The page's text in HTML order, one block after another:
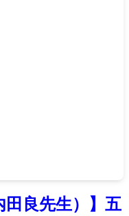
田良先生）】五